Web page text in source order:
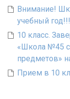
Внимание!
учебный год!!!
10 класс.
«Школа №45
предметов»
Прием в 10